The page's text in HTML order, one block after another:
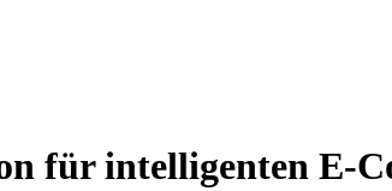
für intelligenten E-